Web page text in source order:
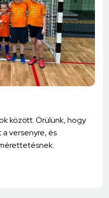
között. Örülünk, hogy
versenyre, és